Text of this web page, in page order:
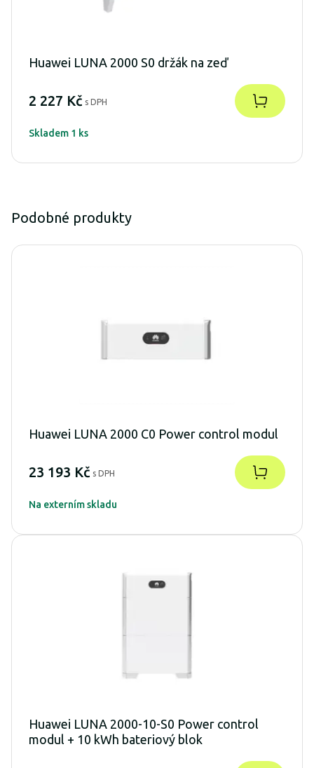
Huawei LUNA 2000 S0 držák na zeď
2 227 Kč s DPH
Skladem 1 ks
Podobné produkty
Huawei LUNA 2000 C0 Power control modul
23 193 Kč s DPH
Na externím skladu
Huawei LUNA 2000-10-S0 Power control
modul + 10 kWh bateriový blok